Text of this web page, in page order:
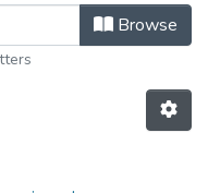
by TitleBrowse